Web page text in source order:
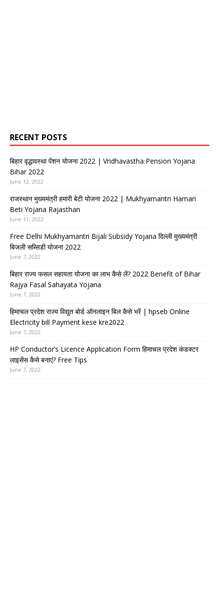
RECENT POSTS
बिहार वृद्धावस्था पेंशन योजना 2022 | Vridhavastha Pension Yojana
Bihar 2022
June 12, 2022
राजस्थान मुख्यमंत्री हमारी बेटी योजना 2022 | Mukhyamantri Hamari
Beti Yojana Rajasthan
June 11, 2022
Free Delhi Mukhyamantri Bijali Subsidy Yojana दिल्ली मुख्यमंत्री
बिजली सब्सिडी योजना 2022
June 7, 2022
बिहार राज्य फसल सहायता योजना का लाभ कैसे लें? 2022 Benefit of Bihar
Rajya Fasal Sahayata Yojana
June 7, 2022
हिमाचल प्रदेश राज्य विद्युत बोर्ड ऑनलाइन बिल कैसे भरें | hpseb Online
Electricity bill Payment kese kre2022
June 7, 2022
HP Conductor’s Licence Application Form हिमाचल प्रदेश कंडक्टर
लाइसेंस कैसे बनाएं? Free Tips
June 7, 2022